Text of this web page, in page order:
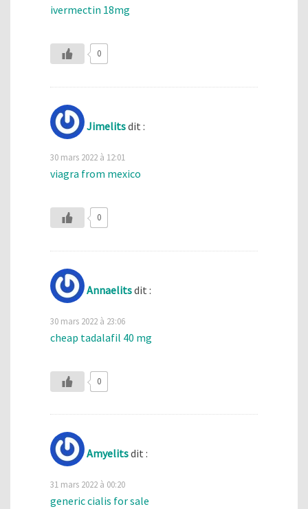
ivermectin 18mg
0
Jimelitsdit :
30 mars 2022 à 12:01
viagra from mexico
0
Annaelitsdit :
30 mars 2022 à 23:06
cheap tadalafil 40 mg
0
Amyelitsdit :
31 mars 2022 à 00:20
generic cialis for sale